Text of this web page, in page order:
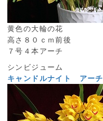
黄色の大輪の花
高さ８０ｃｍ前後
７号４本アーチ
シンビジューム
キャンドルナイト アーチ